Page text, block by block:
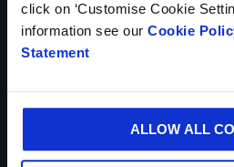
click on ‘Customise Cookie
information see our Cookie
Statement
ALLOW ALL
Lze nahrát až 5 souborů. Max (5 Mb)